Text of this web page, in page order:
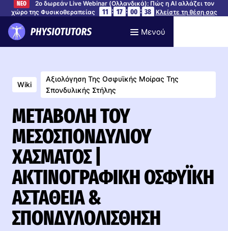
ΝΕΟ
2ο δωρεάν Live Webinar (Ολλανδικά): Πώς η AI αλλάζει τον
χώρο της Φυσικοθεραπείας
11 : 17 : 00 : 37 Κλείστε τη θέση σας
Μενού
Wiki
Αξιολόγηση Της Οσφυϊκής Μοίρας Της
Σπονδυλικής Στήλης
ΜΕΤΑΒΟΛΉ ΤΟΥ
ΜΕΣΟΣΠΟΝΔΥΛΊΟΥ
ΧΆΣΜΑΤΟΣ |
ΑΚΤΙΝΟΓΡΑΦΙΚΉ ΟΣΦΥΪΚΉ
ΑΣΤΆΘΕΙΑ &
ΣΠΟΝΔΥΛΟΛΊΣΘΗΣΗ